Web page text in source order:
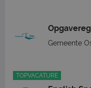
Gemeente
TOPVACATURE